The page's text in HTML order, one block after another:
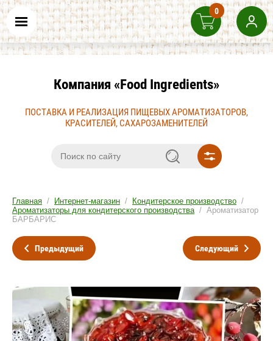
Компания «Food Ingredients»
ПОСТАВКА И РЕАЛИЗАЦИЯ ПИЩЕВЫХ АРОМАТИЗАТОРОВ,
КРАСИТЕЛЕЙ, САХАРОЗАМЕНИТЕЛЕЙ
Главная / Интернет-магазин / Кондитерское производство /
Ароматизаторы для кондитерского производства / Ароматизатор
БАРБАРИС
Предыдущий Следующий
0